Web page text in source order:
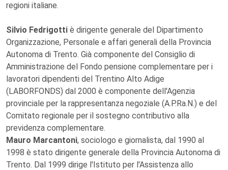
regioni italiane.
Silvio Fedrigotti è dirigente generale del Dipartimento
Organizzazione, Personale e affari generali della Provincia
Autonoma di Trento. Già componente del Consiglio di
Amministrazione del Fondo pensione complementare per i
lavoratori dipendenti del Trentino Alto Adige
(LABORFONDS) dal 2000 è componente dell'Agenzia
provinciale per la rappresentanza negoziale (A.P.Ra.N.) e del
Comitato regionale per il sostegno contributivo alla
previdenza complementare.
Mauro Marcantoni, sociologo e giornalista, dal 1990 al
1998 è stato dirigente generale della Provincia Autonoma di
Trento. Dal 1999 dirige l'Istituto per l'Assistenza allo